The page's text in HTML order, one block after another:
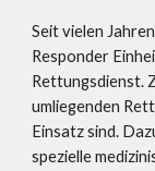
Seit vielen
Responder
Rettungsdienst.
umliegenden
Einsatz sind.
spezielle